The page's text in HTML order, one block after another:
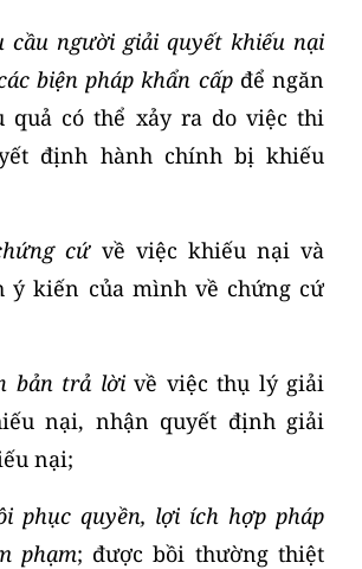
cầu người giải quyết khiếu nại
biện pháp khẩn cấpđể ngăn
quả có thể xảy ra do việc thi
định hành chính bị khiếu
cứvề việc khiếu nại và
ý kiến của mình về chứng cứ
bản trả lờivề việc thụ lý giải
nại, nhận quyết định giải
nại;
phục quyền, lợi ích hợp pháp
phạm; được bồi thường thiệt